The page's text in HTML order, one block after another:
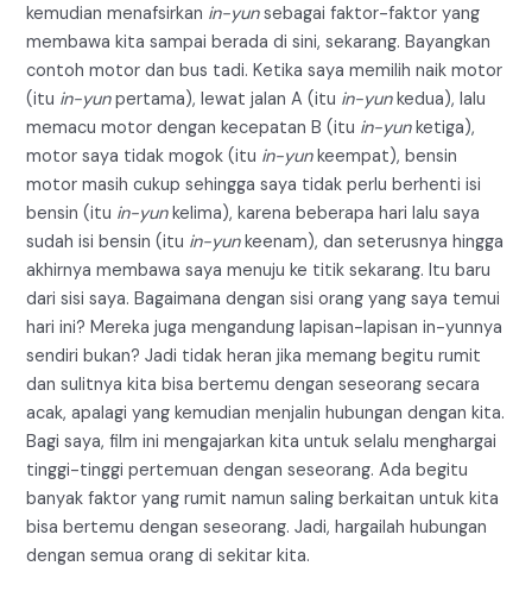
kemudian menafsirkan in-yunsebagai faktor-faktor yang
membawa kita sampai berada di sini, sekarang. Bayangkan
contoh motor dan bus tadi. Ketika saya memilih naik motor
(itu in-yunpertama), lewat jalan A (itu in-yunkedua), lalu
memacu motor dengan kecepatan B (itu in-yunketiga),
motor saya tidak mogok (itu in-yunkeempat), bensin
motor masih cukup sehingga saya tidak perlu berhenti isi
bensin (itu in-yunkelima), karena beberapa hari lalu saya
sudah isi bensin (itu in-yunkeenam), dan seterusnya hingga
akhirnya membawa saya menuju ke titik sekarang. Itu baru
dari sisi saya. Bagaimana dengan sisi orang yang saya temui
hari ini? Mereka juga mengandung lapisan-lapisan in-yunnya
sendiri bukan? Jadi tidak heran jika memang begitu rumit
dan sulitnya kita bisa bertemu dengan seseorang secara
acak, apalagi yang kemudian menjalin hubungan dengan kita.
Bagi saya, film ini mengajarkan kita untuk selalu menghargai
tinggi-tinggi pertemuan dengan seseorang. Ada begitu
banyak faktor yang rumit namun saling berkaitan untuk kita
bisa bertemu dengan seseorang. Jadi, hargailah hubungan
dengan semua orang di sekitar kita.